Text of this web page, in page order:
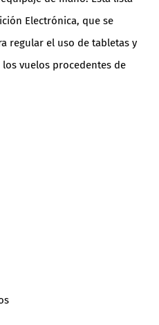
Electrónica, que se
regular el uso de tabletas y
vuelos procedentes de